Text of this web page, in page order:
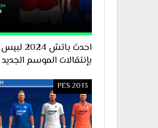
بإنتقالات الموسم الجديد
PES 2013